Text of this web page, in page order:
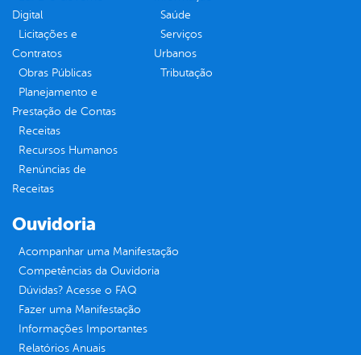
Digital
Licitações e
Contratos
Obras Públicas
Planejamento e
Prestação de Contas
Receitas
Recursos Humanos
Renúncias de
Receitas
Saúde
Serviços
Urbanos
Tributação
Ouvidoria
Acompanhar uma Manifestação
Competências da Ouvidoria
Dúvidas? Acesse o FAQ
Fazer uma Manifestação
Informações Importantes
Relatórios Anuais